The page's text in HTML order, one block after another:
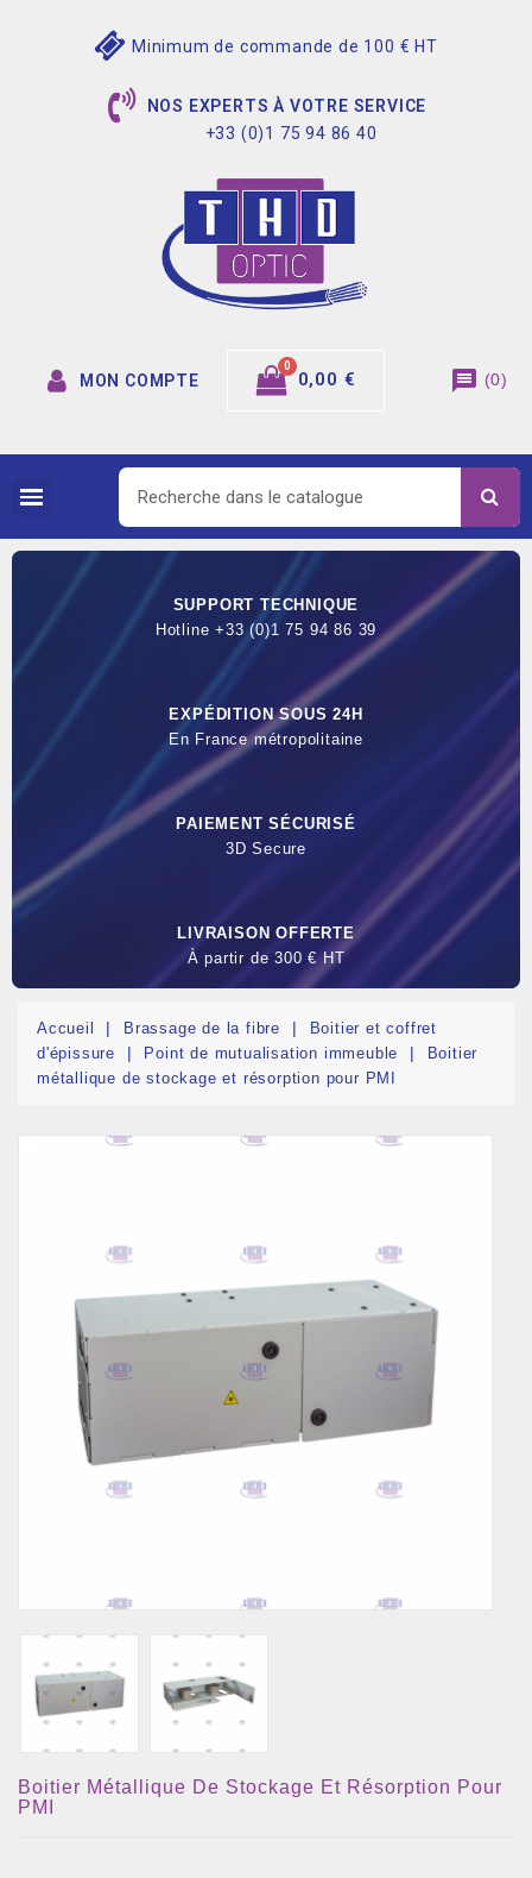
Minimum de commande de 100 € HT
NOS EXPERTS À VOTRE SERVICE
+33 (0)1 75 94 86 40
MON COMPTE 0,00 € message (0)
SUPPORT TECHNIQUE
Hotline +33 (0)1 75 94 86 39
EXPÉDITION SOUS 24H
En France métropolitaine
PAIEMENT SÉCURISÉ
3D Secure
LIVRAISON OFFERTE
À partir de 300 € HT
Accueil Brassage de la fibre
Boitier et coffret
d'épissure
Point de mutualisation immeuble
Boitier
métallique de stockage et résorption pour PMI
Boitier Métallique De Stockage Et Résorption Pour
PMI